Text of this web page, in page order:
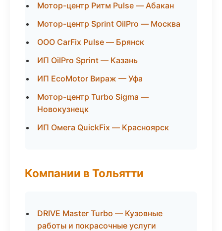
Мотор-центр Ритм Pulse — Абакан
Мотор-центр Sprint OilPro — Москва
ООО CarFix Pulse — Брянск
ИП OilPro Sprint — Казань
ИП EcoMotor Вираж — Уфа
Мотор-центр Turbo Sigma —
Новокузнецк
ИП Омега QuickFix — Красноярск
Компании в Тольятти
DRIVE Master Turbo — Кузовные
работы и покрасочные услуги